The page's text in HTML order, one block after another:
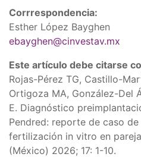
Corrrespondencia:
Esther López Bayghen
ebayghen@cinvestav.mx
Este artículo debe citarse
Rojas-Pérez TG, Castillo-
Ortigoza MA, González-Del
E. Diagnóstico
Pendred: reporte de caso
fertilización in vitro en
(México) 2026; 17: 1-10.